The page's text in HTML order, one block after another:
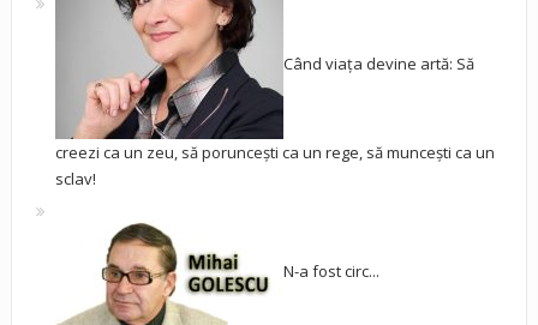
Când viața devine artă: Să
creezi ca un zeu, să poruncești ca un rege, să muncești ca un
sclav!
N-a fost circ...